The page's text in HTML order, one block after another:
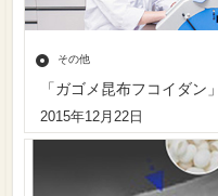
その他
「ガゴメ昆布フコイダン
2015年12月22日